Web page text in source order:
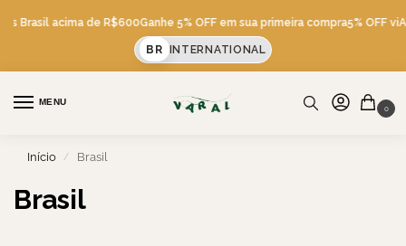
Brasil acima de R$600Ganhe 5% OFF em sua primeira compra5% OFF viA
BR INTERNATIONAL
MENU
0
Início / Brasil
Brasil